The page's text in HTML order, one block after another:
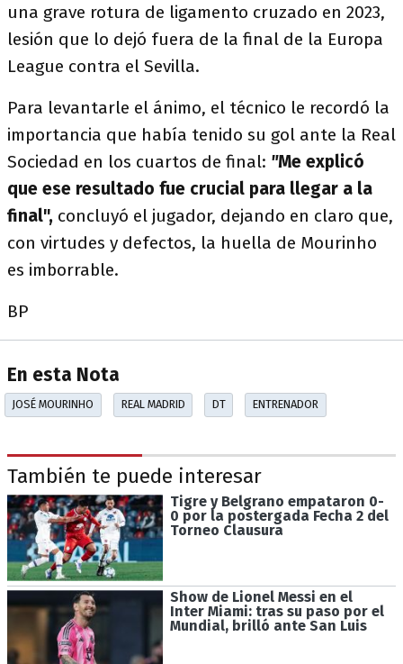
una grave rotura de ligamento cruzado en 2023,
lesión que lo dejó fuera de la final de la Europa
League contra el Sevilla.
Para levantarle el ánimo, el técnico le recordó la
importancia que había tenido su gol ante la Real
Sociedad en los cuartos de final: "Me explicó
que ese resultado fue crucial para llegar a la
final", concluyó el jugador, dejando en claro que,
con virtudes y defectos, la huella de Mourinho
es imborrable.
BP
En esta Nota
JOSÉ MOURINHO REAL MADRID DT ENTRENADOR
También te puede interesar
Tigre y Belgrano empataron 0-
0 por la postergada Fecha 2 del
Torneo Clausura
Show de Lionel Messi en el
Inter Miami: tras su paso por el
Mundial, brilló ante San Luis